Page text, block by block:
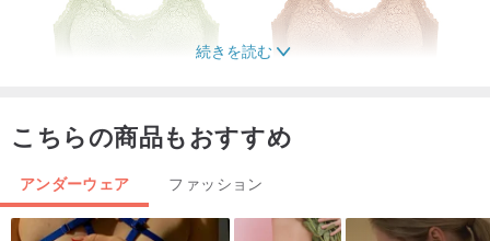
続きを読む
こちらの商品もおすすめ
アンダーウェア ファッション